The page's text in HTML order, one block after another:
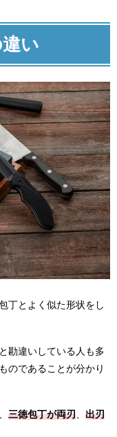
い
丁とよく似た形状をし
勘違いしている人も多
のであることが分かり
三徳包丁が両刃、 出刃